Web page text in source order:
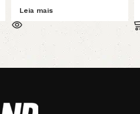
Leia mais